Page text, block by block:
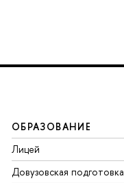
ОБРАЗОВАНИЕ
Лицей
Довузовская подготовка